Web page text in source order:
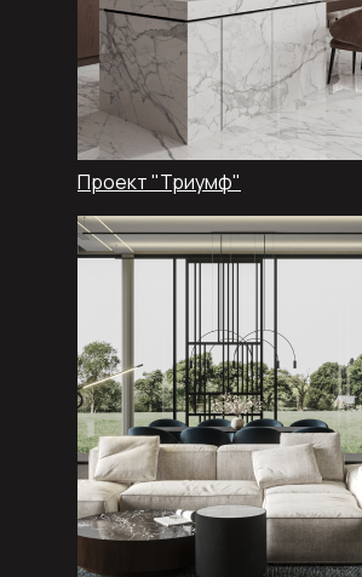
Проект "Триумф"